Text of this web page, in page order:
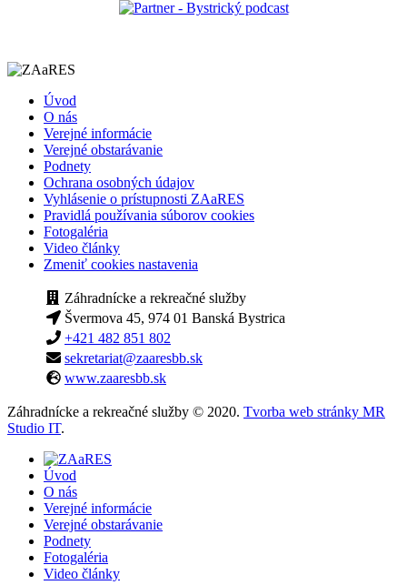
Úvod
O nás
Verejné informácie
Verejné obstarávanie
Podnety
Ochrana osobných údajov
Vyhlásenie o prístupnosti ZAaRES
Pravidlá používania súborov cookies
Fotogaléria
Video články
Zmeniť cookies nastavenia
Záhradnícke a rekreačné služby
Švermova 45, 974 01 Banská Bystrica
+421 482 851 802
sekretariat@zaaresbb.sk
www.zaaresbb.sk
Záhradnícke a rekreačné služby © 2020. Tvorba web stránky MR
Studio IT.
Úvod
O nás
Verejné informácie
Verejné obstarávanie
Podnety
Fotogaléria
Video články